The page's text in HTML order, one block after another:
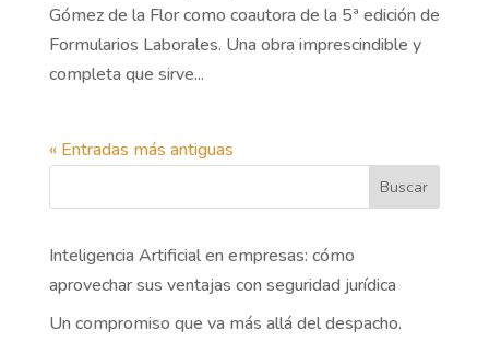
Gómez de la Flor como coautora de la 5ª edición de
Formularios Laborales. Una obra imprescindible y
completa que sirve...
« Entradas más antiguas
Buscar
Inteligencia Artificial en empresas: cómo
aprovechar sus ventajas con seguridad jurídica
Un compromiso que va más allá del despacho.